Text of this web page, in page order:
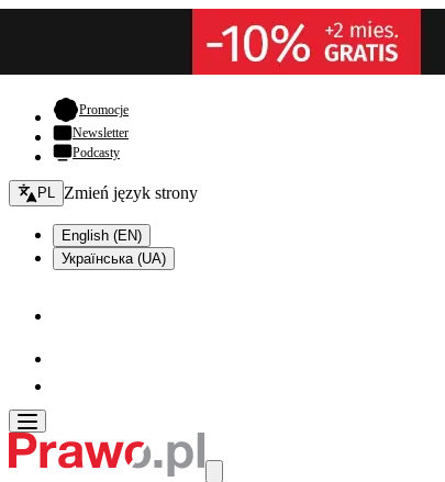
Promocje- otwiera się w nowej karcie
Newsletter
Podcasty
Zmień język - bieżący:
PL Zmień język strony
English (EN)
Українська (UA)